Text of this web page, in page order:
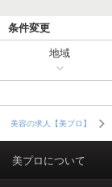
条件変更
地域
美容の求人【美プロ】
美プロについて